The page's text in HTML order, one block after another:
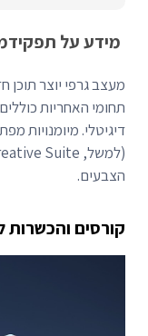
מידע על תפקיד
מעצב גרפי יוצר תוכן
תחומי האחריות
דיגיטלי. מיומנויות
הצבעים.
קורסים והכשרות